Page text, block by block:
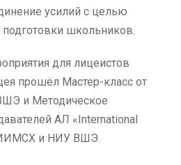
усилий с целью
школьников.
для лицеистов
прошёл Мастер-класс от
и Методическое
АЛ «International
и НИУ ВШЭ.